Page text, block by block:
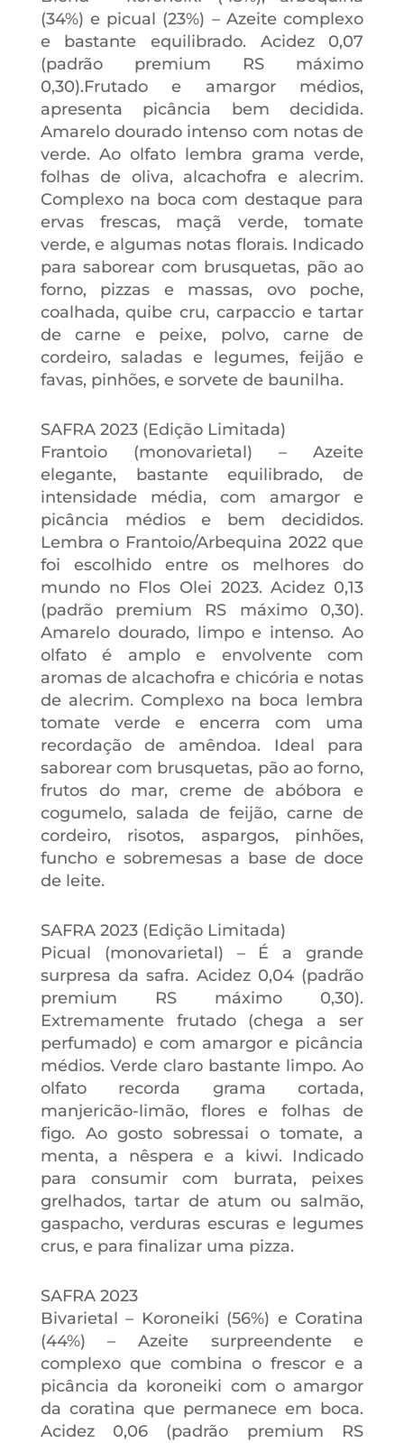
(34%) e picual (23%) – Azeite complexo
e bastante equilibrado. Acidez 0,07
(padrão premium RS máximo
0,30).Frutado e amargor médios,
apresenta picância bem decidida.
Amarelo dourado intenso com notas de
verde. Ao olfato lembra grama verde,
folhas de oliva, alcachofra e alecrim.
Complexo na boca com destaque para
ervas frescas, maçã verde, tomate
verde, e algumas notas florais. Indicado
para saborear com brusquetas, pão ao
forno, pizzas e massas, ovo poche,
coalhada, quibe cru, carpaccio e tartar
de carne e peixe, polvo, carne de
cordeiro, saladas e legumes, feijão e
favas, pinhões, e sorvete de baunilha.
SAFRA 2023 (Edição Limitada)
Frantoio (monovarietal) – Azeite
elegante, bastante equilibrado, de
intensidade média, com amargor e
picância médios e bem decididos.
Lembra o Frantoio/Arbequina 2022 que
foi escolhido entre os melhores do
mundo no Flos Olei 2023. Acidez 0,13
(padrão premium RS máximo 0,30).
Amarelo dourado, limpo e intenso. Ao
olfato é amplo e envolvente com
aromas de alcachofra e chicória e notas
de alecrim. Complexo na boca lembra
tomate verde e encerra com uma
recordação de amêndoa. Ideal para
saborear com brusquetas, pão ao forno,
frutos do mar, creme de abóbora e
cogumelo, salada de feijão, carne de
cordeiro, risotos, aspargos, pinhões,
funcho e sobremesas a base de doce
de leite.
SAFRA 2023 (Edição Limitada)
Picual (monovarietal) – É a grande
surpresa da safra. Acidez 0,04 (padrão
premium RS máximo 0,30).
Extremamente frutado (chega a ser
perfumado) e com amargor e picância
médios. Verde claro bastante limpo. Ao
olfato recorda grama cortada,
manjericão-limão, flores e folhas de
figo. Ao gosto sobressai o tomate, a
menta, a nêspera e a kiwi. Indicado
para consumir com burrata, peixes
grelhados, tartar de atum ou salmão,
gaspacho, verduras escuras e legumes
crus, e para finalizar uma pizza.
SAFRA 2023
Bivarietal – Koroneiki (56%) e Coratina
(44%) – Azeite surpreendente e
complexo que combina o frescor e a
picância da koroneiki com o amargor
da coratina que permanece em boca.
Acidez 0,06 (padrão premium RS